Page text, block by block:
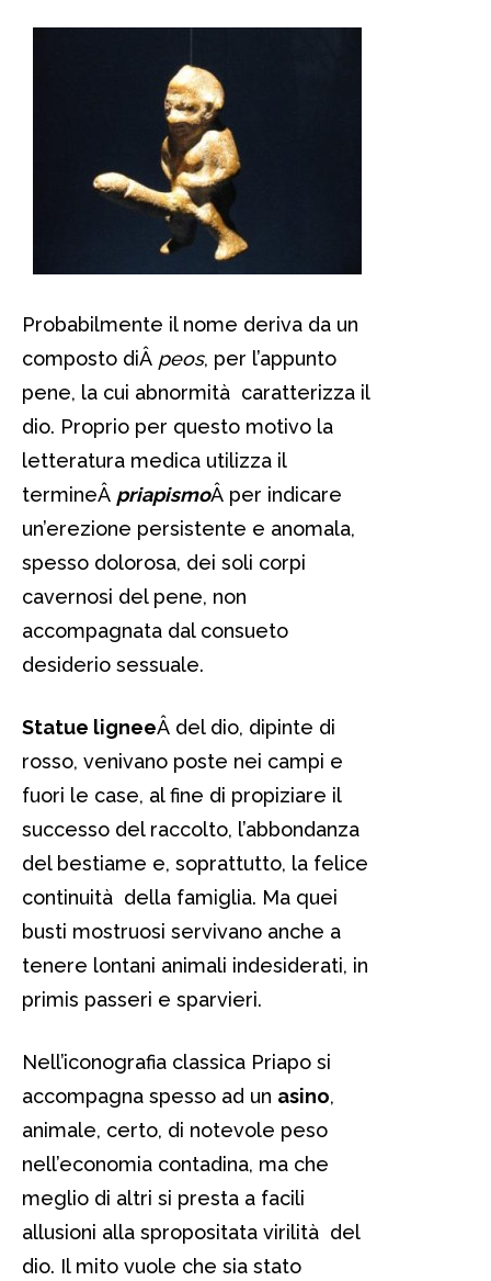
Probabilmente il nome deriva da un
composto diÂ peos, per l’appunto
pene, la cui abnormità caratterizza il
dio. Proprio per questo motivo la
letteratura medica utilizza il
termineÂ priapismoÂ per indicare
un’erezione persistente e anomala,
spesso dolorosa, dei soli corpi
cavernosi del pene, non
accompagnata dal consueto
desiderio sessuale.
Statue ligneeÂ del dio, dipinte di
rosso, venivano poste nei campi e
fuori le case, al fine di propiziare il
successo del raccolto, l’abbondanza
del bestiame e, soprattutto, la felice
continuità della famiglia. Ma quei
busti mostruosi servivano anche a
tenere lontani animali indesiderati, in
primis passeri e sparvieri.
Nell’iconografia classica Priapo si
accompagna spesso ad un asino,
animale, certo, di notevole peso
nell’economia contadina, ma che
meglio di altri si presta a facili
allusioni alla spropositata virilità del
dio. Il mito vuole che sia stato